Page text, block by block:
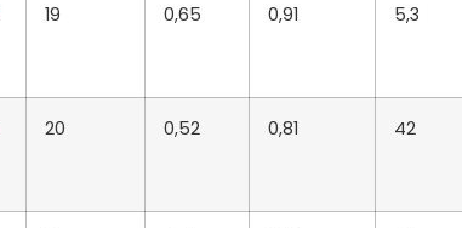
19 0,65 0,91 5,3
20 0,52 0,81 42